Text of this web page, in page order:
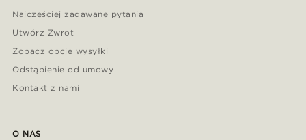
Najczęściej zadawane pytania
Utwórz Zwrot
Zobacz opcje wysyłki
Odstąpienie od umowy
Kontakt z nami
O NAS